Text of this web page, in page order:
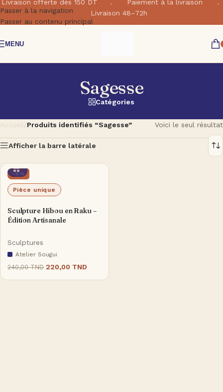
Passer à la navigation
Passer au contenu principal
Livraison offerte dés 150 DT . Paiement à la livraison .
Livraison 48–72h
MENU
Sagesse
Catégories
Accueil/Produits identifiés “Sagesse” Voici le seul résultat
Afficher la barre latérale
-8%
Pièce unique
Sculpture Hibou en Raku –
Édition Artisanale
Sculptures
Atelier Sougui
240,00TND 220,00 TND